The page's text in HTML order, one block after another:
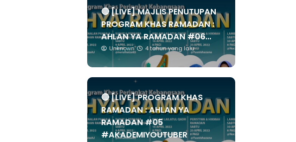
🔴 [LIVE] MAJLIS PENUTUPAN
PROGRAM KHAS RAMADAN :
AHLAN YA RAMADAN #06...
Unknown 4 tahun yang lalu
🔴 [LIVE] PROGRAM KHAS
RAMADAN : AHLAN YA
RAMADAN #05
#AKADEMIYOUTUBER